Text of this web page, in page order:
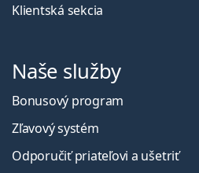
Klientská sekcia
Naše služby
Bonusový program
Zľavový systém
Odporučiť priateľovi a ušetriť